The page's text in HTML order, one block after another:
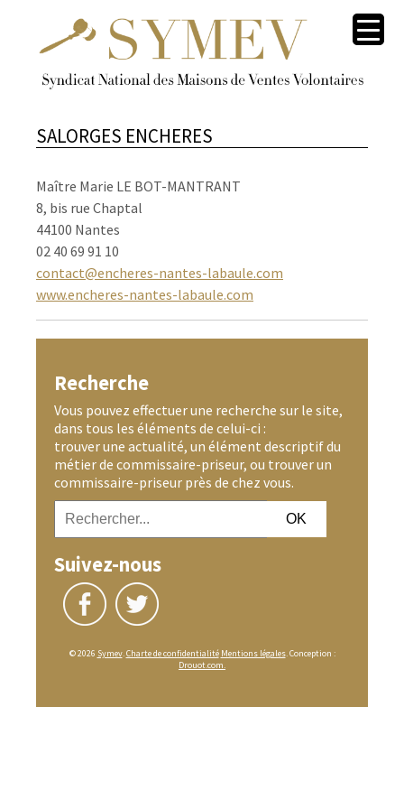
SALORGES ENCHERES
Maître Marie LE BOT-MANTRANT
8, bis rue Chaptal
44100 Nantes
02 40 69 91 10
contact@encheres-nantes-labaule.com
www.encheres-nantes-labaule.com
Recherche
Vous pouvez effectuer une recherche sur le site,
dans tous les éléments de celui-ci :
trouver une actualité, un élément descriptif du
métier de commissaire-priseur, ou trouver un
commissaire-priseur près de chez vous.
Suivez-nous
© 2026 Symev.Charte de confidentialité Mentions légales. Conception :
Drouot.com.